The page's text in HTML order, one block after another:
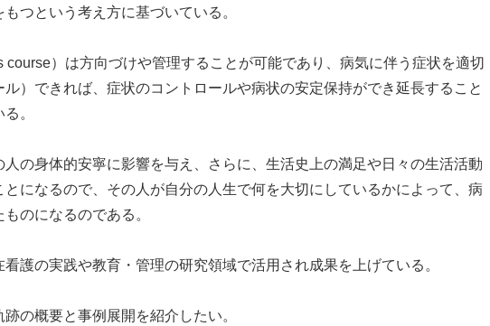
つという考え方に基づいている。
course）は方向づけや管理することが可能であり、病気に伴う症状を適切
ル）できれば、症状のコントロールや病状の安定保持ができ延長すること
。
人の身体的安寧に影響を与え、さらに、生活史上の満足や日々の生活活動
とになるので、その人が自分の人生で何を大切にしているかによって、病
のになるのである。
護の実践や教育・管理の研究領域で活用され成果を上げている。
の概要と事例展開を紹介したい。